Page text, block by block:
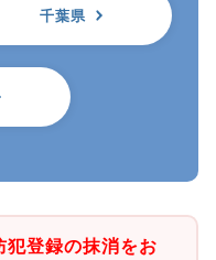
千葉県
登録の抹消をお